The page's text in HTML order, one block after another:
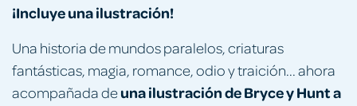
¡Incluye una ilustración!
Una historia de mundos paralelos, criaturas
fantásticas, magia, romance, odio y traición... ahora
acompañada deuna ilustración de Bryce y Hunt a